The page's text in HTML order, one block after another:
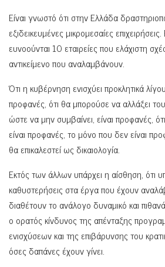
Είναι γνωστό ότι στην Ελλάδα
εξιδεικευμένες μικρομεσαίες
ευνοούνται 10 εταιρείες που ελάχιστη
αντικείμενο που αναλαμβάνουν.
Ότι η κυβέρνηση ενισχύει προκλητικά
προφανές, ότι θα μπορούσε να αλλάξει
ώστε να μην συμβαίνει, είναι προφανές,
είναι προφανές, το μόνο που δεν είναι
θα επικαλεστεί ως δικαιολογία.
Εκτός των άλλων υπάρχει η αίσθηση, ότι
καθυστερήσεις στα έργα που έχουν
διαθέτουν το ανάλογο δυναμικό και
ο ορατός κίνδυνος της απένταξης
ενισχύσεων και της επιβάρυνσης του
όσες δαπάνες έχουν γίνει.